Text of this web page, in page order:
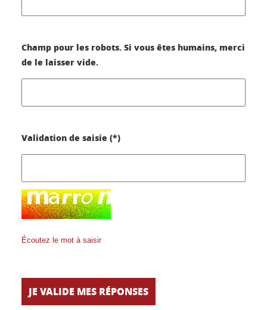
Champ pour les robots. Si vous êtes humains, merci
de le laisser vide.
Validation de saisie (*)
Écoutez le mot à saisir